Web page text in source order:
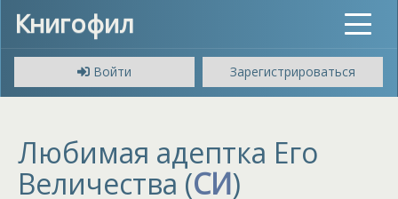
Книгофил
Toggle
Войти
Зарегистрироваться
Любимая адептка Его
Величества (СИ)